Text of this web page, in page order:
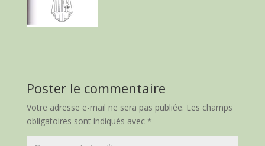
Poster le commentaire
Votre adresse e-mail ne sera pas publiée. Les champs
obligatoires sont indiqués avec *